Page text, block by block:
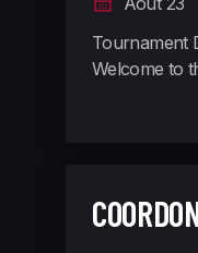
Tournament
Welcome to